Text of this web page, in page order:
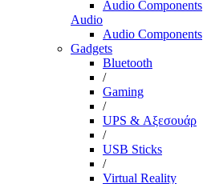
Audio Components
Audio
Audio Components
Gadgets
Bluetooth
/
Gaming
/
UPS & Αξεσουάρ
/
USB Sticks
/
Virtual Reality